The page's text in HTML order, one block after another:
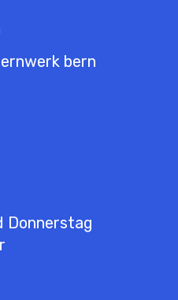
bern
Donnerstag